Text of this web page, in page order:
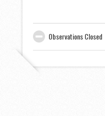
Observations Closed